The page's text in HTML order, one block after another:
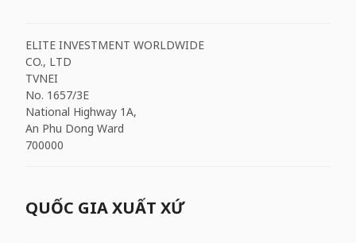
ELITE INVESTMENT WORLDWIDE
CO., LTD
TVNEI
No. 1657/3E
National Highway 1A,
An Phu Dong Ward
700000
QUỐC GIA XUẤT XỨ